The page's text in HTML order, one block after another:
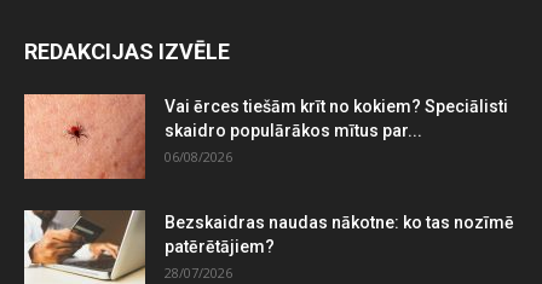
REDAKCIJAS IZVĒLE
Vai ērces tiešām krīt no kokiem? Speciālisti
skaidro populārākos mītus par...
06/08/2026
Bezskaidras naudas nākotne: ko tas nozīmē
patērētājiem?
28/07/2026